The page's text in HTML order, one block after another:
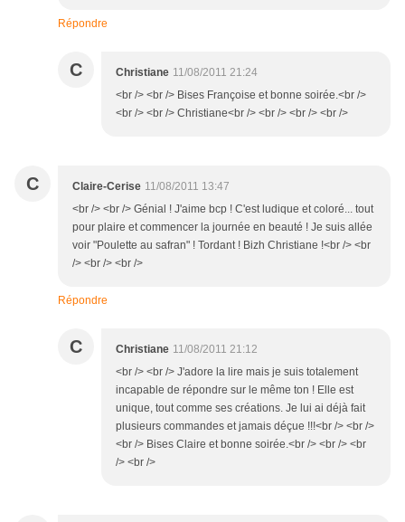
Répondre
C Christiane 11/08/2011 21:24
<br /> <br /> Bises Françoise et bonne soirée.<br />
<br /> <br /> Christiane<br /> <br /> <br /> <br />
C Claire-Cerise 11/08/2011 13:47
<br /> <br /> Génial ! J'aime bcp ! C'est ludique et coloré... tout
pour plaire et commencer la journée en beauté ! Je suis allée
voir "Poulette au safran" ! Tordant ! Bizh Christiane !<br /> <br
/> <br /> <br />
Répondre
C Christiane 11/08/2011 21:12
<br /> <br /> J'adore la lire mais je suis totalement
incapable de répondre sur le même ton ! Elle est
unique, tout comme ses créations. Je lui ai déjà fait
plusieurs commandes et jamais déçue !!!<br /> <br />
<br /> Bises Claire et bonne soirée.<br /> <br /> <br
/> <br />